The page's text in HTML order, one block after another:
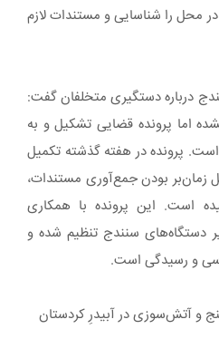
محل را شناسایی و مستندات لازم
درباره دستگیری متخلفان گفت:
اما پرونده قضایی تشکیل و به
پرونده در هفته گذشته تکمیل
زمان‌بر بودن جمع‌آوری مستندات،
است. این پرونده با همکاری
دستگاه‌های سنندج تنظیم شده و
و رسیدگی‌ است.
و آتش‌سوزی در آبیدرِ کردستان